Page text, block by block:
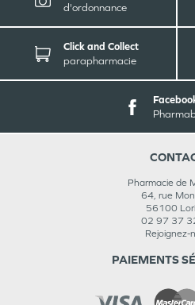
d'ordonnance
Click and Collect
parapharmacie
Pharmacie de
64, rue
56100
02 97 37
Rejoignez-
PAIEMENTS